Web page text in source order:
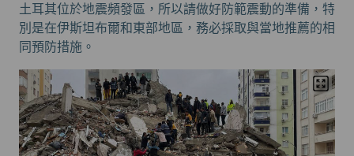
土耳其位於地震頻發區，所以請做好防範震動的準備，特
別是在伊斯坦布爾和東部地區，務必採取與當地推薦的相
同預防措施。